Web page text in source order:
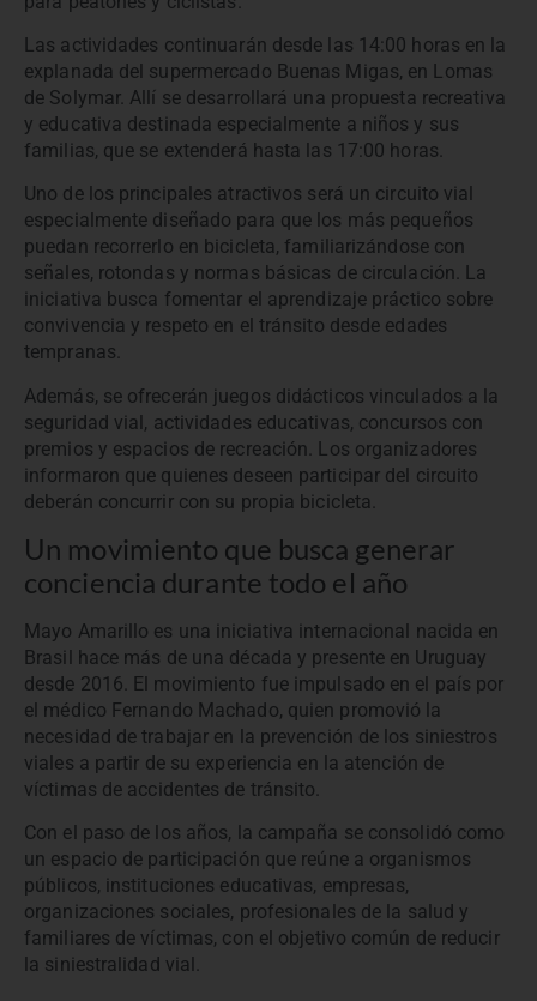
Las actividades continuarán desde las 14:00 horas en la
explanada del supermercado Buenas Migas, en Lomas
de Solymar. Allí se desarrollará una propuesta recreativa
y educativa destinada especialmente a niños y sus
familias, que se extenderá hasta las 17:00 horas.
Uno de los principales atractivos será un circuito vial
especialmente diseñado para que los más pequeños
puedan recorrerlo en bicicleta, familiarizándose con
señales, rotondas y normas básicas de circulación. La
iniciativa busca fomentar el aprendizaje práctico sobre
convivencia y respeto en el tránsito desde edades
tempranas.
Además, se ofrecerán juegos didácticos vinculados a la
seguridad vial, actividades educativas, concursos con
premios y espacios de recreación. Los organizadores
informaron que quienes deseen participar del circuito
deberán concurrir con su propia bicicleta.
Un movimiento que busca generar
conciencia durante todo el año
Mayo Amarillo es una iniciativa internacional nacida en
Brasil hace más de una década y presente en Uruguay
desde 2016. El movimiento fue impulsado en el país por
el médico Fernando Machado, quien promovió la
necesidad de trabajar en la prevención de los siniestros
viales a partir de su experiencia en la atención de
víctimas de accidentes de tránsito.
Con el paso de los años, la campaña se consolidó como
un espacio de participación que reúne a organismos
públicos, instituciones educativas, empresas,
organizaciones sociales, profesionales de la salud y
familiares de víctimas, con el objetivo común de reducir
la siniestralidad vial.